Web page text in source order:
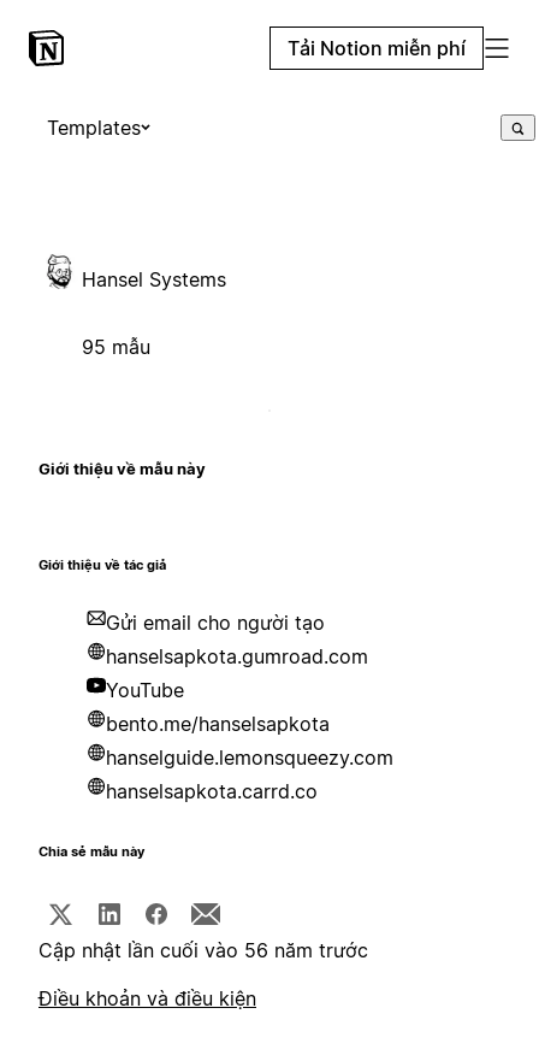
Tải Notion miễn phí
Templates
Hansel Systems
95 mẫu
Giới thiệu về mẫu này
Giới thiệu về tác giả
Gửi email cho người tạo
hanselsapkota.gumroad.com
YouTube
bento.me/hanselsapkota
hanselguide.lemonsqueezy.com
hanselsapkota.carrd.co
Chia sẻ mẫu này
Cập nhật lần cuối vào 56 năm trước
Điều khoản và điều kiện